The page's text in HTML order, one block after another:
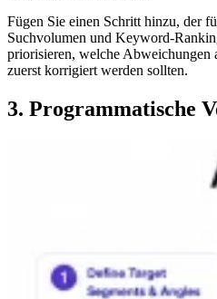
Fügen Sie einen Schritt hinzu, der
Suchvolumen und Keyword-
priorisieren, welche Abweichungen
zuerst korrigiert werden sollten.
3. Programmatische